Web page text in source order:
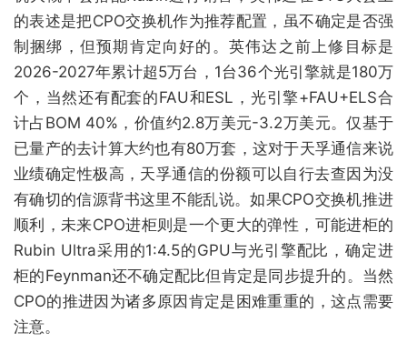
的表述是把CPO交换机作为推荐配置，虽不确定是否强
制捆绑，但预期肯定向好的。英伟达之前上修目标是
2026-2027年累计超5万台，1台36个光引擎就是180万
个，当然还有配套的FAU和ESL，光引擎+FAU+ELS合
计占BOM 40%，价值约2.8万美元-3.2万美元。仅基于
已量产的去计算大约也有80万套，这对于天孚通信来说
业绩确定性极高，天孚通信的份额可以自行去查因为没
有确切的信源背书这里不能乱说。如果CPO交换机推进
顺利，未来CPO进柜则是一个更大的弹性，可能进柜的
Rubin Ultra采用的1:4.5的GPU与光引擎配比，确定进
柜的Feynman还不确定配比但肯定是同步提升的。当然
CPO的推进因为诸多原因肯定是困难重重的，这点需要
注意。